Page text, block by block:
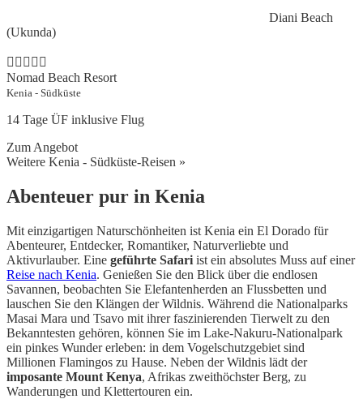
Diani Beach
(Ukunda)
Nomad Beach Resort
Kenia - Südküste
14 Tage ÜF inklusive Flug
Zum Angebot
Weitere Kenia - Südküste-Reisen »
Abenteuer pur in Kenia
Mit einzigartigen Naturschönheiten ist Kenia ein El Dorado für
Abenteurer, Entdecker, Romantiker, Naturverliebte und
Aktivurlauber. Eine geführte Safari ist ein absolutes Muss auf einer
Reise nach Kenia. Genießen Sie den Blick über die endlosen
Savannen, beobachten Sie Elefantenherden an Flussbetten und
lauschen Sie den Klängen der Wildnis. Während die Nationalparks
Masai Mara und Tsavo mit ihrer faszinierenden Tierwelt zu den
Bekanntesten gehören, können Sie im Lake-Nakuru-Nationalpark
ein pinkes Wunder erleben: in dem Vogelschutzgebiet sind
Millionen Flamingos zu Hause. Neben der Wildnis lädt der
imposante Mount Kenya, Afrikas zweithöchster Berg, zu
Wanderungen und Klettertouren ein.